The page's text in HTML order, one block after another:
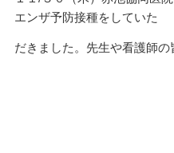
エンザ予防接種をしていた
だきました。先生や看護師の